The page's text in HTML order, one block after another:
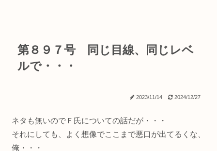
第８９７号 同じ目線、同じレベ
ルで・・・
2023/11/14 2024/12/27
ネタも無いのでＦ氏についての話だが・・・
それにしても、よく想像でここまで悪口が出てるくな、
俺・・・